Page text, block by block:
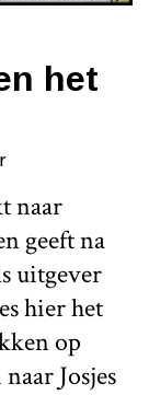
het
naar
geeft na
uitgever
hier het
op
Josjes